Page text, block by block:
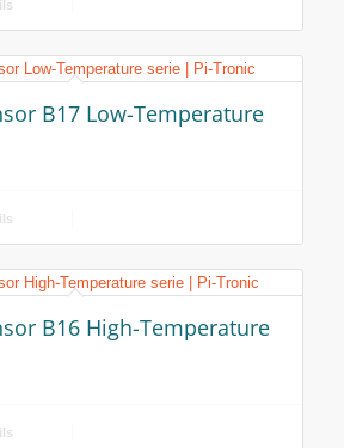
B17 Low-Temperature
B16 High-Temperature